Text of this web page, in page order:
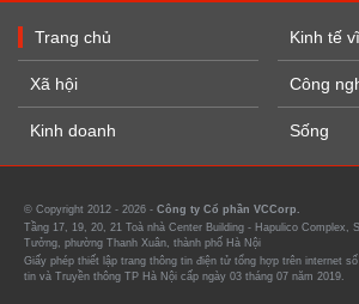
Trang chủ
Xã hội
Kinh doanh
Kinh tế
Công
Sống
© Copyright 2012 - 2026 - Công ty Cổ phần VCCorp.
Tầng 17, 19, 20, 21 Toà nhà Center Building - Hapulico Complex,
Tưởng, phường Thanh Xuân, thành phố Hà Nội
Giấy phép thiết lập trang thông tin điện tử tổng hợp trên internet
tin và Truyền thông TP Hà Nội cấp ngày 03 tháng 07 năm 2019.